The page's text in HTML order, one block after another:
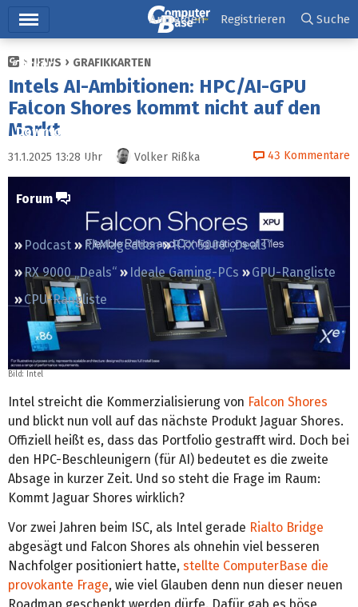
Ticker
Tests
Downloads
Preisvergleich
Forum
Podcast RAMageddon
RTX 5000 „Deals“
RX 9000 „Deals“
Ideale Gaming-PCs
GPU-Rangliste
CPU-Rangliste
Anmelden Registrieren Suche
NEWS GRAFIKKARTEN
Intels AI-Ambitionen: HPC/AI-GPU
Falcon Shores kommt nicht auf den
Markt
31.1.2025 13:28 Uhr Volker Rißka 43 Kommentare
Bild: Intel
Intel streicht die Kommerzialisierung von Falcon Shores
und blickt nun voll auf das nächste Produkt Jaguar Shores.
Offiziell heißt es, dass das Portfolio gestrafft wird. Doch bei
den HPC-Beschleunigern (für AI) bedeutet es die zweite
Absage in kurzer Zeit. Und so steht die Frage im Raum:
Kommt Jaguar Shores wirklich?
Vor zwei Jahren beim ISC, als Intel gerade Rialto Bridge
abgesägt und Falcon Shores als ohnehin viel besseren
Nachfolger positioniert hatte, stellte ComputerBase die
provokante Frage, wie viel Glauben denn nun dieser neuen